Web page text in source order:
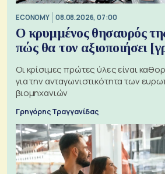
ECONOMY 08.08.2026, 07:00
Ο κρυμμένος θησαυρός
πώς θα τον αξιοποιήσει
Οι κρίσιμες πρώτες ύλες είναι
για την ανταγωνιστικότητα των
βιομηχανιών
Γρηγόρης Τραγγανίδας